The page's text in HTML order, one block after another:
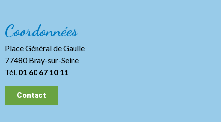
Coordonnées
Place Général de Gaulle
77480 Bray-sur-Seine
Tél. 01 60 67 10 11
Contact